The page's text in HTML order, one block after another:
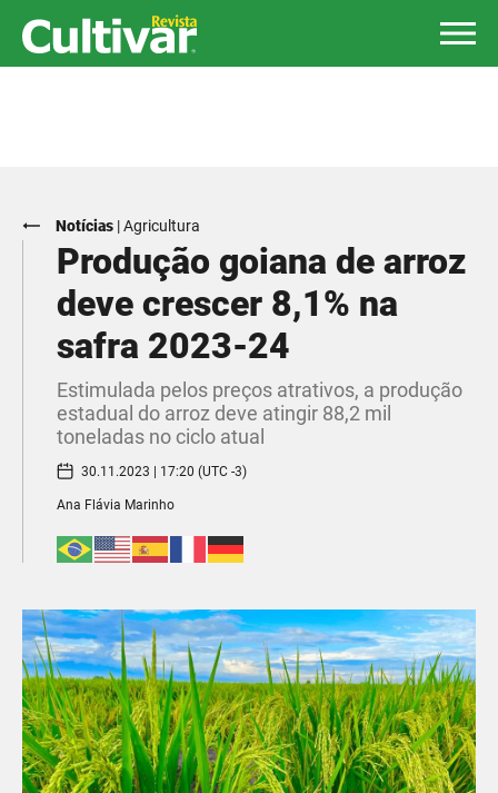
Notícias |Agricultura
Produção goiana de arroz
deve crescer 8,1% na
safra 2023-24
Estimulada pelos preços atrativos, a produção
estadual do arroz deve atingir 88,2 mil
toneladas no ciclo atual
30.11.2023 | 17:20 (UTC -3)
Ana Flávia Marinho